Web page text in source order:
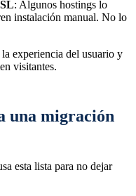
: Algunos hostings lo
instalación manual. No lo
experiencia del usuario y
visitantes.
una migración
esta lista para no dejar